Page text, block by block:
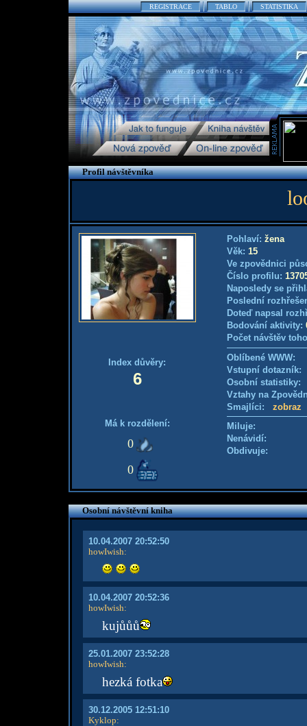
REGISTRACE TABLO STATISTIKA
Profil návštěvníka
Index důvěry:
6
Má k rozdělení:
0
0
Pohlaví: žena
Věk: 15
Ve zpovědnici
Číslo profilu:
Naposledy se
Poslední
Doteď napsal
Bodování aktivity:
Počet návštěv
Oblíbené WWW:
Vstupní
Osobní
Vztahy na
Smajlíci: zobraz
Miluje:
Nenávidí:
Obdivuje:
Osobní návštěvní kniha
10.04.2007 20:52:50
howIwish:
10.04.2007 20:52:36
howIwish:
kujůůů
25.01.2007 23:52:28
howIwish:
hezká fotka
30.12.2005 12:51:10
Kyklop: